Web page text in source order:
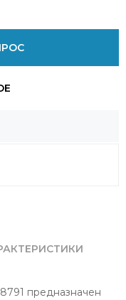
предназначен